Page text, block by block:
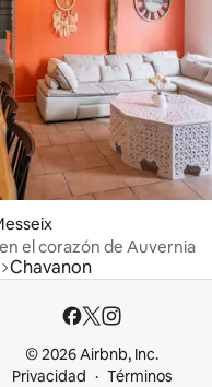
el corazón de Auvernia
Chavanon
© 2026 Airbnb, Inc.
Privacidad
Términos